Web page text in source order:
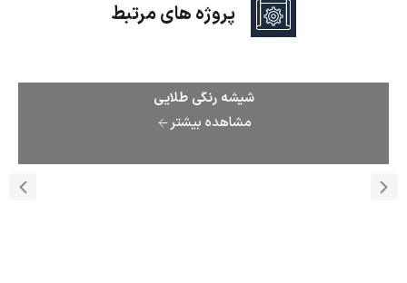
پروژه های مرتبط
شیشه رنگی طلایی
مشاهده بیشتر